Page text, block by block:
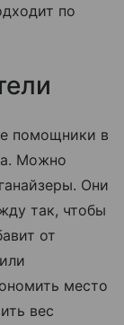
по
помощники в
Можно
Они
так, чтобы
от
место
вес